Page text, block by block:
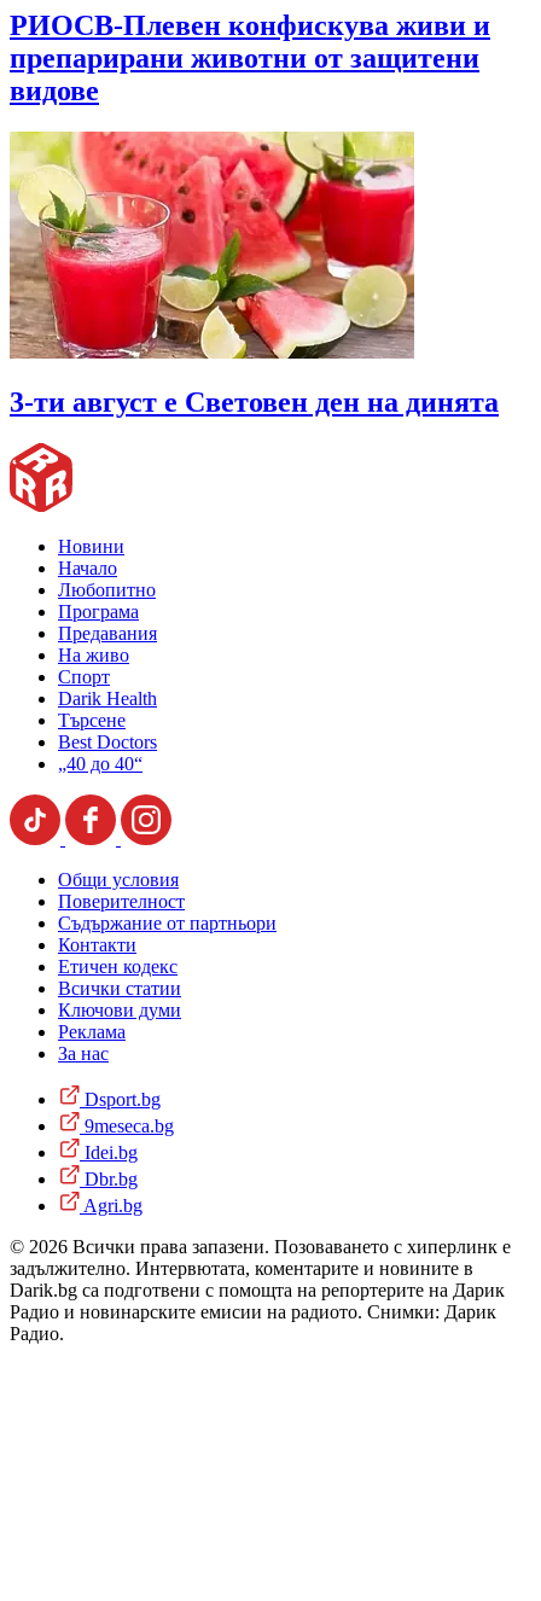
РИОСВ-Плевен конфискува живи и
препарирани животни от защитени
видове
3-ти август е Световен ден на динята
Новини
Начало
Любопитно
Програма
Предавания
На живо
Спорт
Darik Health
Търсене
Best Doctors
„40 до 40“
Общи условия
Поверителност
Съдържание от партньори
Контакти
Етичен кодекс
Всички статии
Ключови думи
Реклама
За нас
Dsport.bg
9meseca.bg
Idei.bg
Dbr.bg
Agri.bg
© 2026 Всички права запазени. Позоваването с хиперлинк е
задължително. Интервютата, коментарите и новините в
Darik.bg са подготвени с помощта на репортерите на Дарик
Радио и новинарските емисии на радиото. Снимки: Дарик
Радио.